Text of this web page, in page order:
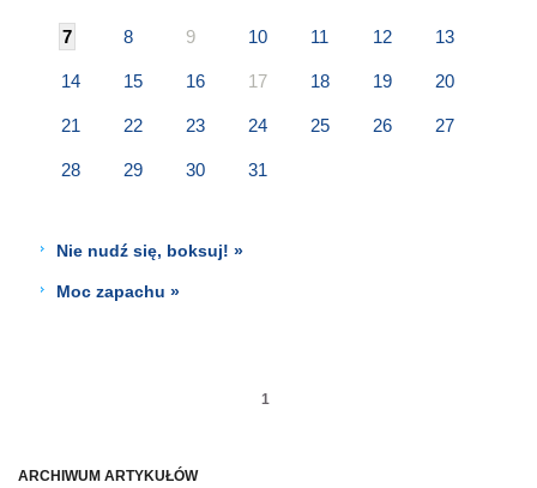
ARCHIWUM ARTYKUŁÓW
7 8 9 10 11 12 13
14 15 16 17 18 19 20
21 22 23 24 25 26 27
28 29 30 31
Nie nudź się, boksuj! »
Moc zapachu »
1